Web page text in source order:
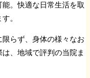
。快適な日常生活を取
。
らず、身体の様々なお
、地域で評判の当院ま